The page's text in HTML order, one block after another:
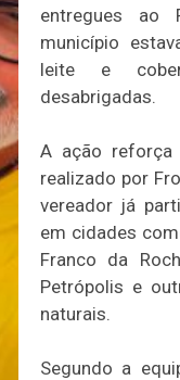
entregues ao
município
leite e
desabrigadas.
A ação reforça
realizado por
vereador já
em cidades
Franco da
Petrópolis e
naturais.
Segundo a